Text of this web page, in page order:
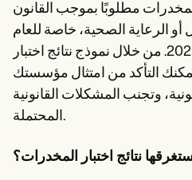
المخدرات مطلوبًا بموجب القانون
أو الرعاية الصحية، خاصة للعام
الدراسي 2024-2025. من خلال نموذج نتائج اختبار
التأكد من امتثال مؤسستك
وتجنب المشكلات القانونية
المحتملة.
نتائج اختبار المخدرات؟